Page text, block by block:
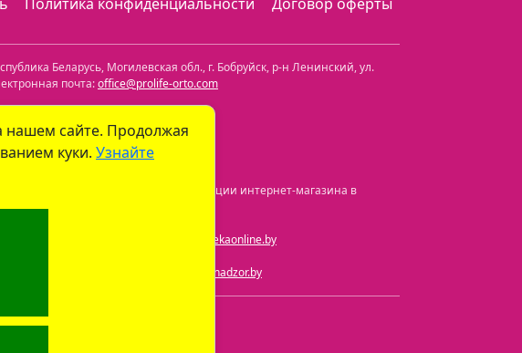
Беларусь, Могилевская обл., г. Бобруйск, р-н Ленинский,ул.
почта:office@prolife-orto.com
экономики. Дата и номер регистрации интернет-магазина в
79-59. Электронная почта: info@aptekaonline.by
Электронная почта: info@gospharmnadzor.by
нашем сайте. Продолжая
куки. Узнайте